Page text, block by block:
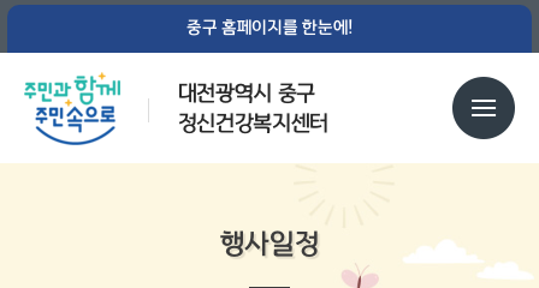
중구 홈페이지를 한눈에!
대전광역시 중구
정신건강복지센터
행사일정